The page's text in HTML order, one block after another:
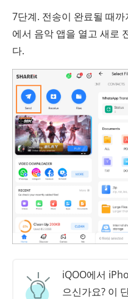
7단계. 전송이 완료될 때
에서 음악 앱을 열고 새로
다.
iQOO에서
으신가요? 이